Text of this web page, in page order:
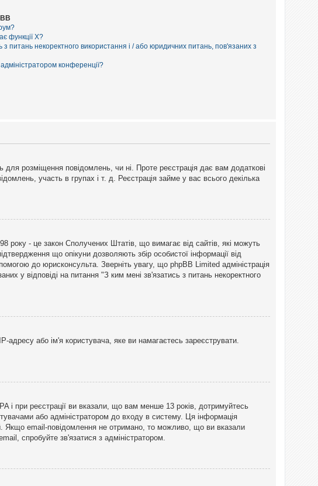
функції X?
з питань некоректного використання і / або юридичних питань, пов'язаних з
конференції?
розміщення повідомлень, чи ні. Проте реєстрація дає вам додаткові
участь в групах і т. д. Реєстрація займе у вас всього декілька
року - це закон Сполучених Штатів, що вимагає від сайтів, які можуть
що опікуни дозволяють збір особистої інформації від
до юрисконсульта. Зверніть увагу, що phpBB Limited адміністрація
у відповіді на питання "З ким мені зв'язатись з питань некоректного
або ім'я користувача, яке ви намагаєтесь зареєструвати.
і при реєстрації ви вказали, що вам менше 13 років, дотримуйтесь
або адміністратором до входу в систему. Ця інформація
Якщо email-повідомлення не отримано, то можливо, що ви вказали
спробуйте зв'язатися з адміністратором.